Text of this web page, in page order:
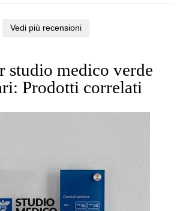
Vedi più recensioni
studio medico verde
Prodotti correlati